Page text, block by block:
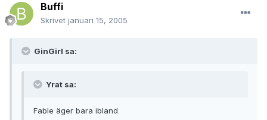
Buffi
Skrivet januari 15, 2005
GinGirl sa:
Yrat sa:
Fable äger bara ibland